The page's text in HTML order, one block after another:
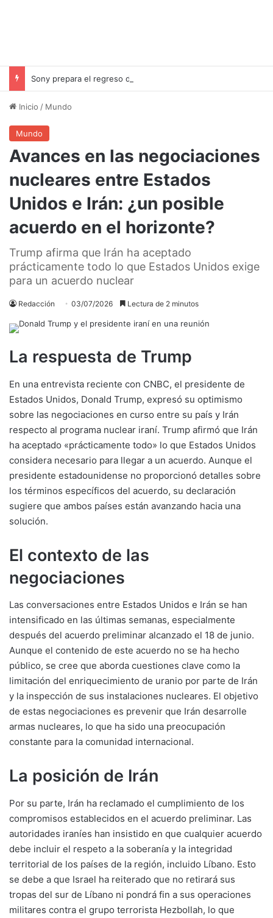
Inicio / Mundo
Mundo
Avances en las negociaciones
nucleares entre Estados
Unidos e Irán: ¿un posible
acuerdo en el horizonte?
Trump afirma que Irán ha aceptado
prácticamente todo lo que Estados Unidos exige
para un acuerdo nuclear
Redacción 03/07/2026 Lectura de 2 minutos
La respuesta de Trump
En una entrevista reciente con CNBC, el presidente de
Estados Unidos, Donald Trump, expresó su optimismo
sobre las negociaciones en curso entre su país y Irán
respecto al programa nuclear iraní. Trump afirmó que Irán
ha aceptado «prácticamente todo» lo que Estados Unidos
considera necesario para llegar a un acuerdo. Aunque el
presidente estadounidense no proporcionó detalles sobre
los términos específicos del acuerdo, su declaración
sugiere que ambos países están avanzando hacia una
solución.
El contexto de las
negociaciones
Las conversaciones entre Estados Unidos e Irán se han
intensificado en las últimas semanas, especialmente
después del acuerdo preliminar alcanzado el 18 de junio.
Aunque el contenido de este acuerdo no se ha hecho
público, se cree que aborda cuestiones clave como la
limitación del enriquecimiento de uranio por parte de Irán
y la inspección de sus instalaciones nucleares. El objetivo
de estas negociaciones es prevenir que Irán desarrolle
armas nucleares, lo que ha sido una preocupación
constante para la comunidad internacional.
La posición de Irán
Por su parte, Irán ha reclamado el cumplimiento de los
compromisos establecidos en el acuerdo preliminar. Las
autoridades iraníes han insistido en que cualquier acuerdo
debe incluir el respeto a la soberanía y la integridad
territorial de los países de la región, incluido Líbano. Esto
se debe a que Israel ha reiterado que no retirará sus
tropas del sur de Líbano ni pondrá fin a sus operaciones
militares contra el grupo terrorista Hezbollah, lo que